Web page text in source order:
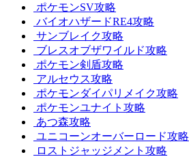
ポケモンSV攻略
バイオハザードRE4攻略
サンブレイク攻略
ブレスオブザワイルド攻略
ポケモン剣盾攻略
アルセウス攻略
ポケモンダイパリメイク攻略
ポケモンユナイト攻略
あつ森攻略
ユニコーンオーバーロード攻略
ロストジャッジメント攻略